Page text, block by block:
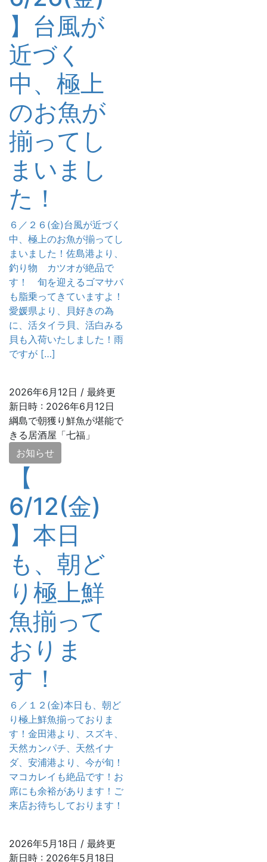
】台風が
近づく
中、極上
のお魚が
揃ってし
まいまし
た！
６／２６(金)台風が近づく
中、極上のお魚が揃ってし
まいました！佐島港より、
釣り物 カツオが絶品で
す！ 旬を迎えるゴマサバ
も脂乗ってきていますよ！
愛媛県より、貝好きの為
に、活タイラ貝、活白みる
貝も入荷いたしました！雨
ですが […]
2026年6月12日 / 最終更
新日時 : 2026年6月12日
綱島で朝獲り鮮魚が堪能で
きる居酒屋「七福」
お知らせ
【
6/12(金)
】本日
も、朝ど
り極上鮮
魚揃って
おりま
す！
６／１２(金)本日も、朝ど
り極上鮮魚揃っておりま
す！金田港より、スズキ、
天然カンパチ、天然イナ
ダ、安浦港より、今が旬！
マコカレイも絶品です！お
席にも余裕があります！ご
来店お待ちしております！
2026年5月18日 / 最終更
新日時 : 2026年5月18日